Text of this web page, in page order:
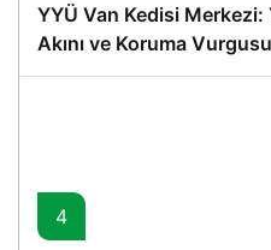
YYÜ Van Kedisi
Akını ve Koruma Vurgusu
4